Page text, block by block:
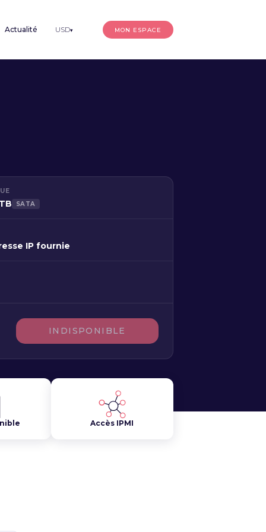
Actualité USD▾ MON ESPACE
SATA
IP fournie
INDISPONIBLE
Accès IPMI